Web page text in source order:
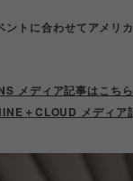
ントに合わせてアメリ
メディア記事はこちら
＋CLOUD メディア